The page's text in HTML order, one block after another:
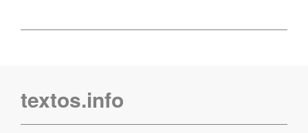
textos.info